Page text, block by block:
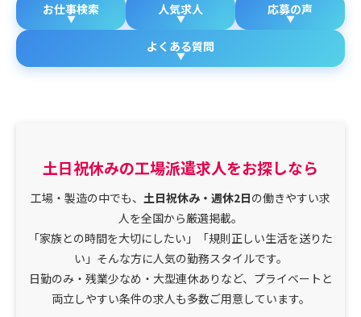
お仕事検索 人気求人 応募の声
よくある質問
土日祝休みの工場派遣求人をお探しなら
工場・製造の中でも、 土日祝休み・週休2日の働きやすい求
人を全国から厳選掲載。
「家族との時間を大切にしたい」「規則正しい生活を送りた
い」そんな方に人気の勤務スタイルです。
日勤のみ・残業少なめ・大型連休ありなど、プライベートと
両立しやすい条件の求人も多数ご用意しています。